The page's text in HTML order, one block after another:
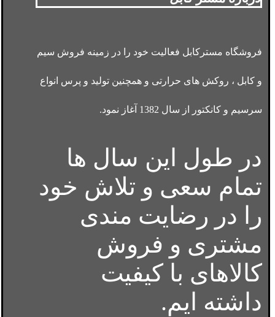
فروشگاه مسترکابل فعالیت خود را در زمینه فروش سیم
و کابل ، روکش های حرارتی و همچنین تولید و پرس انواع
سرسیم و کانکتور از سال 1382 آغاز نمود.
در طول این سال ها
تمام سعی و تلاش خود
را در رضایت مندی
مشتری و فروش
کالاهای با کیفیت
داشته ایم.